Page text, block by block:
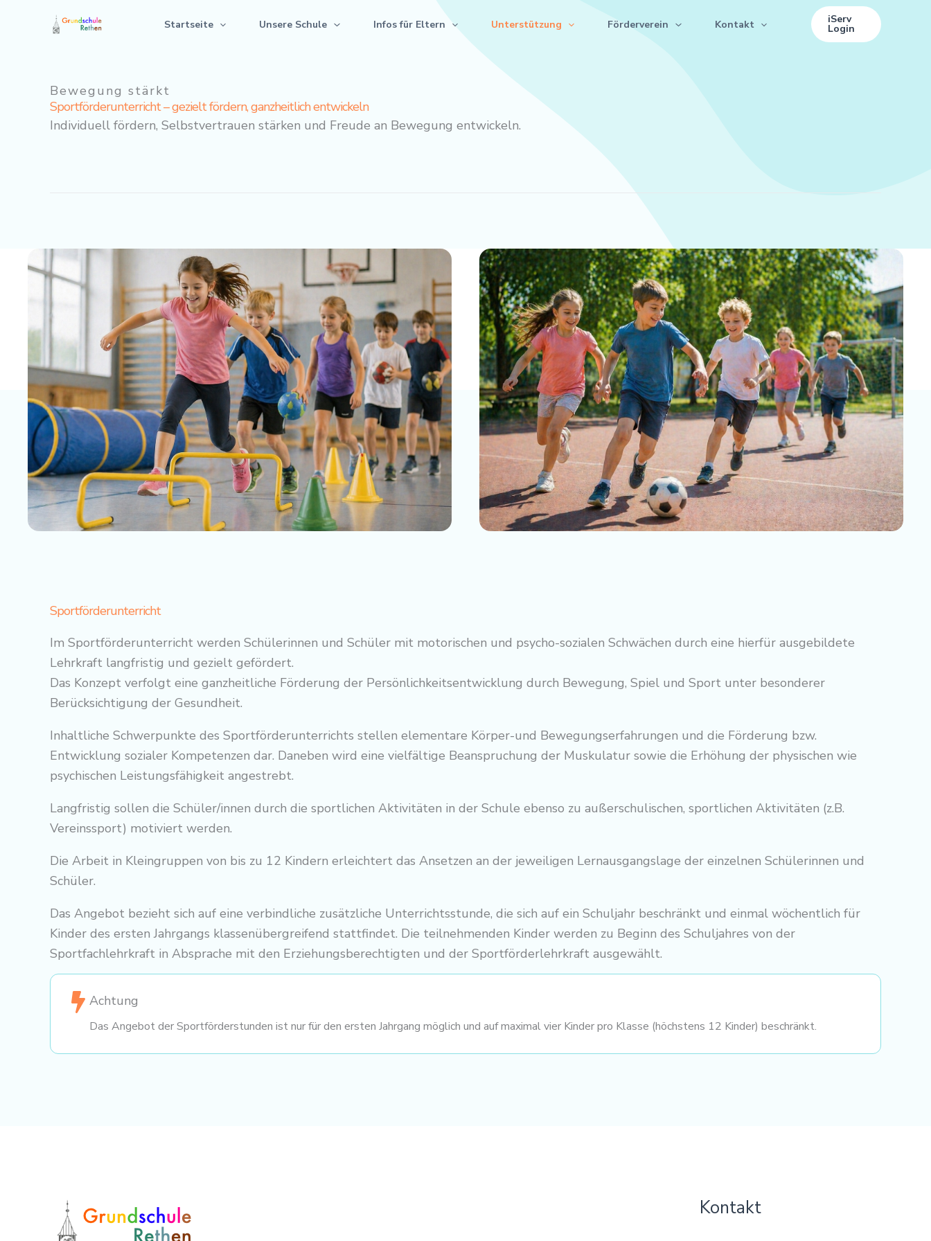
Startseite Unsere Schule Infos für Eltern Unterstützung Förderverein Kontakt iServ
Login
Bewegung stärkt
Sportförderunterricht – gezielt fördern, ganzheitlich entwickeln
Individuell fördern, Selbstvertrauen stärken und Freude an Bewegung entwickeln.
Sportförderunterricht
Im Sportförderunterricht werden Schülerinnen und Schüler mit motorischen und psycho-sozialen Schwächen durch eine hierfür ausgebildete
Lehrkraft langfristig und gezielt gefördert.
Das Konzept verfolgt eine ganzheitliche Förderung der Persönlichkeitsentwicklung durch Bewegung, Spiel und Sport unter besonderer
Berücksichtigung der Gesundheit.
Inhaltliche Schwerpunkte des Sportförderunterrichts stellen elementare Körper-und Bewegungserfahrungen und die Förderung bzw.
Entwicklung sozialer Kompetenzen dar. Daneben wird eine vielfältige Beanspruchung der Muskulatur sowie die Erhöhung der physischen wie
psychischen Leistungsfähigkeit angestrebt.
Langfristig sollen die Schüler/innen durch die sportlichen Aktivitäten in der Schule ebenso zu außerschulischen, sportlichen Aktivitäten (z.B.
Vereinssport) motiviert werden.
Die Arbeit in Kleingruppen von bis zu 12 Kindern erleichtert das Ansetzen an der jeweiligen Lernausgangslage der einzelnen Schülerinnen und
Schüler.
Das Angebot bezieht sich auf eine verbindliche zusätzliche Unterrichtsstunde, die sich auf ein Schuljahr beschränkt und einmal wöchentlich für
Kinder des ersten Jahrgangs klassenübergreifend stattfindet. Die teilnehmenden Kinder werden zu Beginn des Schuljahres von der
Sportfachlehrkraft in Absprache mit den Erziehungsberechtigten und der Sportförderlehrkraft ausgewählt.
Achtung
Das Angebot der Sportförderstunden ist nur für den ersten Jahrgang möglich und auf maximal vier Kinder pro Klasse (höchstens 12 Kinder) beschränkt.
Kontakt